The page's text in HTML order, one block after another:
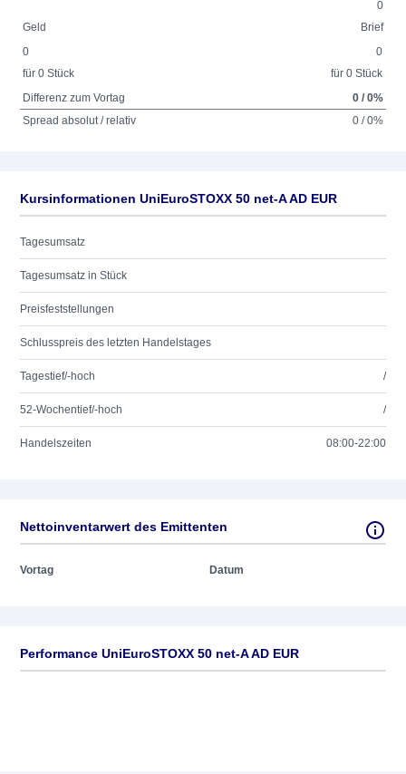
0
Geld
Brief
0
für 0 Stück
0
für 0 Stück
Differenz zum Vortag
0 / 0%
Spread absolut / relativ
0 / 0%
Kursinformationen UniEuroSTOXX 50 net-A AD EUR
Tagesumsatz
Tagesumsatz in Stück
Preisfeststellungen
Schlusspreis des letzten Handelstages
Tagestief/-hoch /
52-Wochentief/-hoch /
Handelszeiten 08:00-22:00
Nettoinventarwert des Emittenten
Vortag Datum
Performance UniEuroSTOXX 50 net-A AD EUR